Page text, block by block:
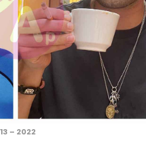
– 2022